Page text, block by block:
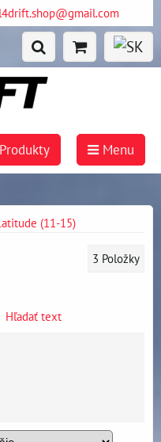
Menu
(11-15)
3 Položky
Hľadať text